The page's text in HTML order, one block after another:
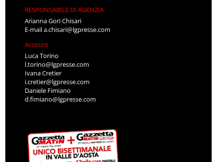
RESPONSABILE DI AGENZIA
Arianna Gori Chisari
E-maila.chisari@lgpresse.com
Account
Luca Torino
l.torino@lgpresse.com
Ivana Cretier
i.cretier@lgpresse.com
Daniele Fimiano
d.fimiano@lgpresse.com